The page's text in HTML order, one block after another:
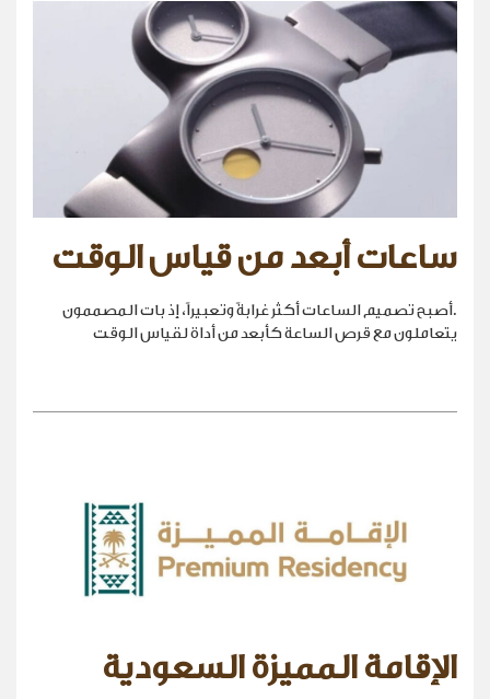
ساعات أبعد من قياس الوقت
.أصبح تصميم الساعات أكثر غرابةً وتعبيراً، إذ بات المصممون
يتعاملون مع قرص الساعة كأبعد من أداة لقياس الوقت
الإقامة المميزة السعودية